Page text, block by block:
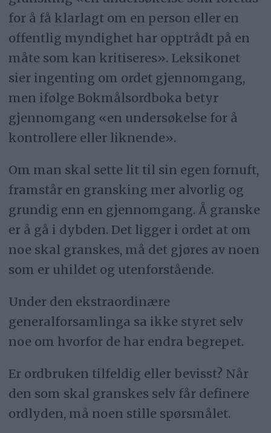
for å få klarlagt om en person eller en
offentlig myndighet har opptrådt på en
måte som kan kritiseres». Leksikonet
sier ingenting om ordet gjennomgang,
men ifølge Bokmålsordboka betyr
gjennomgang «en undersøkelse for å
kontrollere eller liknende».
Om man skal sette lit til sin egen fornuft,
framstår en gransking mer alvorlig og
grundig enn en gjennomgang. Å granske
er å gå i dybden. Det ligger i ordet at om
noe skal granskes, må det gjøres av noen
som er uhildet og utenforstående.
Under den ekstraordinære
generalforsamlinga sa ikke styret selv
noe om hvorfor de har endra begrepet.
Er ordbruken tilfeldig eller bevisst? Når
den som skal granskes selv får definere
ordlyden, må noen stille spørsmålet.